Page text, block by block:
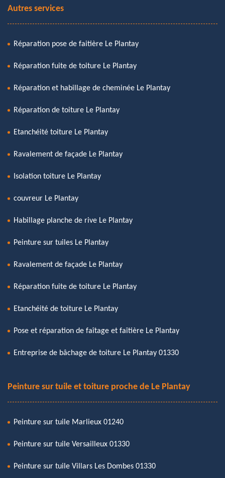
Autres services
Réparation pose de faitière Le Plantay
Réparation fuite de toiture Le Plantay
Réparation et habillage de cheminée Le Plantay
Réparation de toiture Le Plantay
Etanchéité toiture Le Plantay
Ravalement de façade Le Plantay
Isolation toiture Le Plantay
couvreur Le Plantay
Habillage planche de rive Le Plantay
Peinture sur tuiles Le Plantay
Ravalement de façade Le Plantay
Réparation fuite de toiture Le Plantay
Etanchéité de toiture Le Plantay
Pose et réparation de faîtage et faîtière Le Plantay
Entreprise de bâchage de toiture Le Plantay 01330
Peinture sur tuile et toiture proche de Le Plantay
Peinture sur tuile Marlieux 01240
Peinture sur tuile Versailleux 01330
Peinture sur tuile Villars Les Dombes 01330